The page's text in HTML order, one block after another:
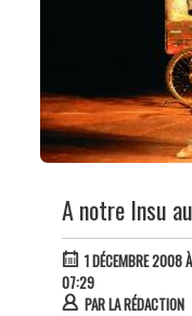
A notre Insu
1 DÉCEMBRE 2008
07:29
PARLA RÉDACTION